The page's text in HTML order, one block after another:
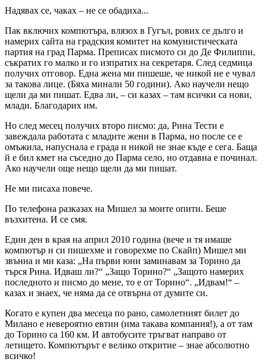
Надявах се, чаках – не се обадиха...
Пак включих компютъра, влязох в Гугъл, рових се дълго и
намерих сайта на градския комитет на комунистическата
партия на град Парма. Преписах писмото си до Де Филиппи,
съкратих го малко и го изпратих на секретаря. След седмица
получих отговор. Една жена ми пишеше, че никой не е чувал
за такова лице. (Бяха минали 50 години). Ако научели нещо
щели да ми пишат. Едва ли, – си казах – там всички са нови,
млади. Благодарих им.
Но след месец получих второ писмо: да, Рина Тести е
завеждала работата с младите жени в Парма, но после се е
омъжила, напуснала е града и никой не знае къде е сега. Баща
й е бил кмет на съседно до Парма село, но отдавна е починал.
Ако научели още нещо щели да ми пишат.
Не ми писаха повече.
По телефона разказах на Мишел за моите опити. Беше
възхитена. И се смя.
Един ден в края на април 2010 година (вече и тя имаше
компютър и си пишехме и говорехме по Скайп) Мишел ми
звънна и ми каза: „На първи юни заминавам за Торино да
търся Рина. Идваш ли?“ „Защо Торино?“ „Защото намерих
последното и писмо до мене, то е от Торино“. „Идвам!“ –
казах и знаех, че няма да се отвърна от думите си.
Когато е купен два месеца по рано, самолетният билет до
Милано е невероятно евтин (има такава компания!), а от там
до Торино са 160 км. И автобусите тръгват направо от
летището. Компютърът е велико откритие – знае абсолютно
всичко!